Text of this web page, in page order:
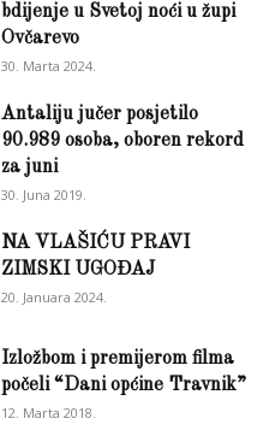
bdijenje u Svetoj noći u župi
Ovčarevo
30. Marta 2024.
Antaliju jučer posjetilo
90.989 osoba, oboren rekord
za juni
30. Juna 2019.
NA VLAŠIĆU PRAVI
ZIMSKI UGOĐAJ
20. Januara 2024.
Izložbom i premijerom filma
počeli “Dani općine Travnik”
12. Marta 2018.